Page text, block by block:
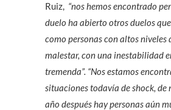
Ruiz, “nos hemos encontrado
duelo ha abierto otros duelos
como personas con altos niveles
malestar, con una inestabilidad
tremenda”. “Nos estamos
situaciones todavía de shock, de
año después hay personas aún